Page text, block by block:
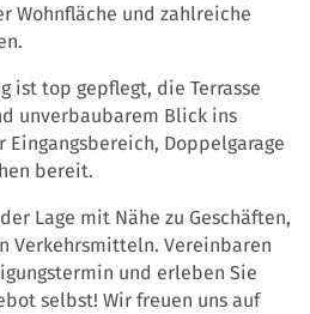
Wohnfläche und zahlreiche
ist top gepflegt, die Terrasse
unverbaubarem Blick ins
Doppelgarage
bereit.
Lage mit Nähe zu Geschäften,
Verkehrsmitteln. Vereinbaren
und erleben Sie
selbst! Wir freuen uns auf